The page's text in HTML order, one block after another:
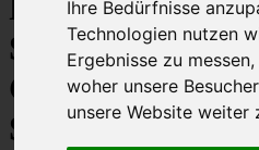
Ihre Bedürfnisse
Technologien nutzen
Ergebnisse zu
woher unsere
unsere Website weiter
Frage stellen zu
Gewindestück
System